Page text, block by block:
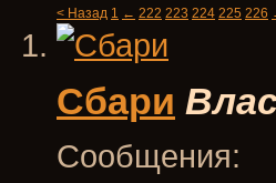
< Назад 1 ← 222 223 224 225 226
Сбари
Сообщения: